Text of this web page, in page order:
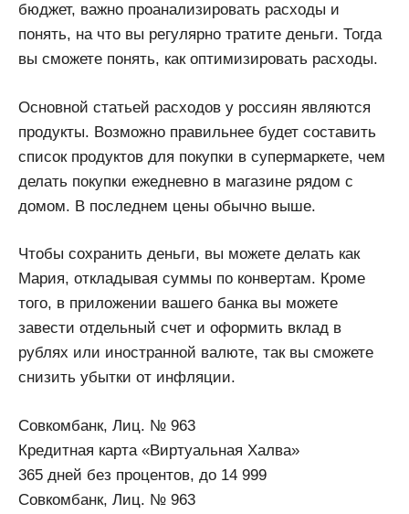
бюджет, важно проанализировать расходы и
понять, на что вы регулярно тратите деньги. Тогда
вы сможете понять, как оптимизировать расходы.
Основной статьей расходов у россиян являются
продукты. Возможно правильнее будет составить
список продуктов для покупки в супермаркете, чем
делать покупки ежедневно в магазине рядом с
домом. В последнем цены обычно выше.
Чтобы сохранить деньги, вы можете делать как
Мария, откладывая суммы по конвертам. Кроме
того, в приложении вашего банка вы можете
завести отдельный счет и оформить вклад в
рублях или иностранной валюте, так вы сможете
снизить убытки от инфляции.
Совкомбанк, Лиц. № 963
Кредитная карта «Виртуальная Халва»
365 дней без процентов, до 14 999
Совкомбанк, Лиц. № 963